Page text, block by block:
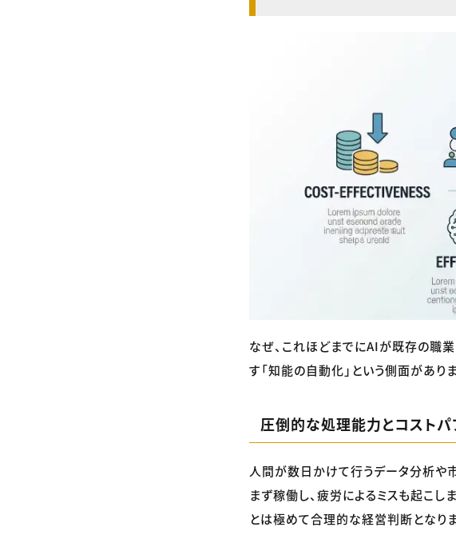
なぜ、これほどまでにAIが既存の職
す「知能の自動化」という側面がありま
圧倒的な処理能力とコストパ
人間が数日かけて行うデータ分析や
まず稼働し、疲労によるミスも起こし
とは極めて合理的な経営判断となりま